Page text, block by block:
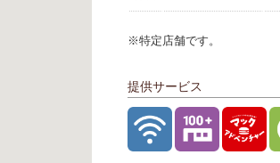
※特定店舗です。
提供サービス